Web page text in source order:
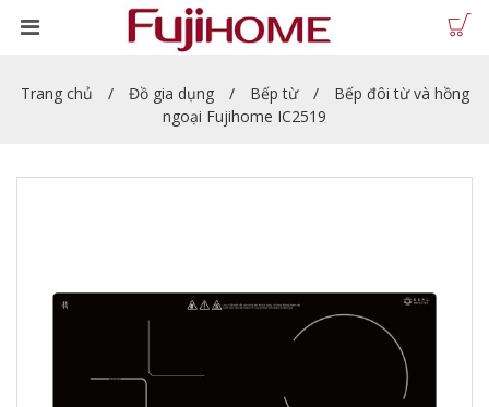
Trang chủ Đồ gia dụng Bếp từ
Bếp đôi từ và hồng
ngoại Fujihome IC2519